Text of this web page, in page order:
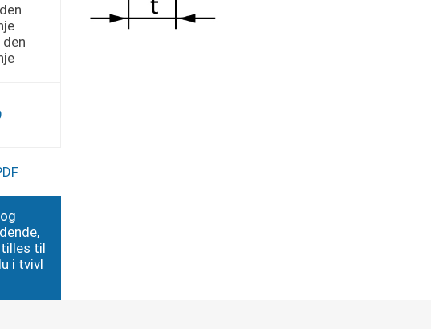
til
i tvivl